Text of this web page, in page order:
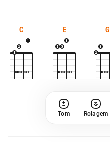
C E G
Tom Rolagem